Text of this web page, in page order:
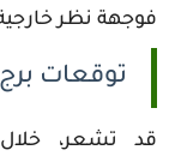
فوجهة نظر
توقعات
قد تشعر،